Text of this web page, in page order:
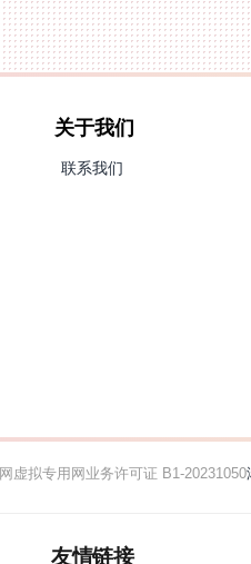
关于我们
联系我们
虚拟专用网业务许可证 B1-20231050
友情链接